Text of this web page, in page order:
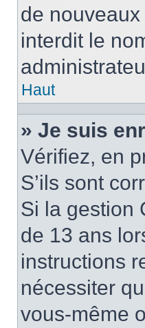
de
interdit le
Haut
» Je suis
Vérifiez, en
S’ils sont
Si la gestion
de 13 ans
instructions
nécessiter
vous-même